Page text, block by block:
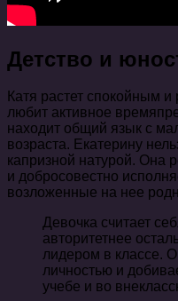
Детство и
Катя растет спокойным
любит активное
находит общий язык с
возраста. Екатерину
капризной натурой. Она
и добросовестно
возложенные на нее
Девочка считает
авторитетнее
лидером в классе.
личностью и
учебе и во